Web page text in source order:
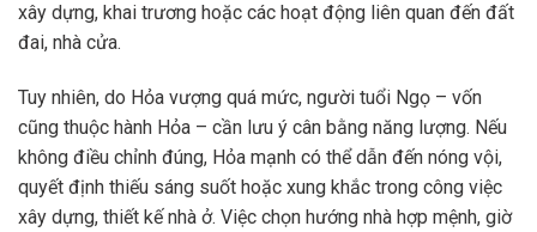
xây dựng, khai trương hoặc các hoạt động liên quan đến đất
đai, nhà cửa.
Tuy nhiên, do Hỏa vượng quá mức, người tuổi Ngọ – vốn
cũng thuộc hành Hỏa – cần lưu ý cân bằng năng lượng. Nếu
không điều chỉnh đúng, Hỏa mạnh có thể dẫn đến nóng vội,
quyết định thiếu sáng suốt hoặc xung khắc trong công việc
xây dựng, thiết kế nhà ở. Việc chọn hướng nhà hợp mệnh, giờ